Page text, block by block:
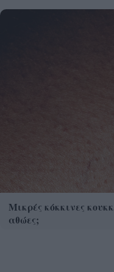
Μικρές κόκκινες
αθώες;